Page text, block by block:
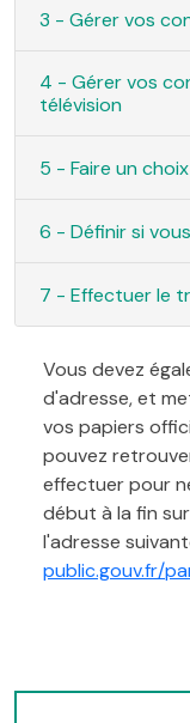
3 - Gérer vos
4 - Gérer vos
télévision
5 - Faire un
6 - Définir si
7 - Effectuer le
Vous devez
d'adresse, et
vos papiers
pouvez
effectuer pour
début à la fin
l'adresse
public.gouv.fr/